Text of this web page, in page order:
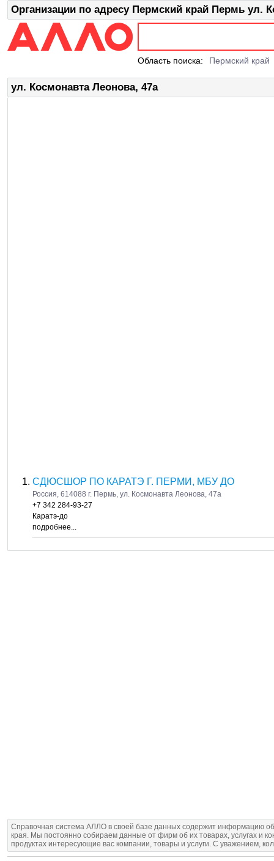
Организации по адресу Пермский край Пермь ул.
Область поиска: Пермский край
ул. Космонавта Леонова, 47а
СДЮСШОР ПО КАРАТЭ Г. ПЕРМИ, МБУ ДО
Россия, 614088 г. Пермь, ул. Космонавта Леонова, 47а
+7 342 284-93-27
Каратэ-до
подробнее...
Справочная система АЛЛО в своей базе данных содержит информацию
края. Мы постоянно собираем данные от фирм об их товарах, услугах и
продуктах интересующие вас компании, товары и услуги. С уважением,